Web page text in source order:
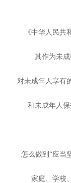
《中华人民共
其作为未
对未成年人享有
和未成年人
怎么做到“应当
家庭、学校